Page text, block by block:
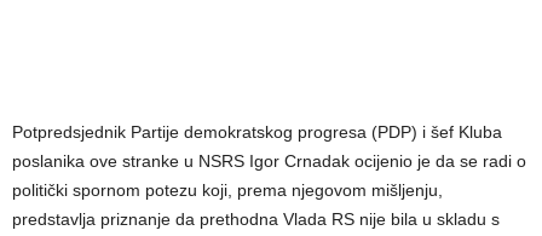
Potpredsjednik Partije demokratskog progresa (PDP) i šef Kluba
poslanika ove stranke u NSRS Igor Crnadak ocijenio je da se radi o
politički spornom potezu koji, prema njegovom mišljenju,
predstavlja priznanje da prethodna Vlada RS nije bila u skladu s